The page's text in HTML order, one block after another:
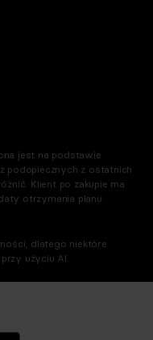
jest na podstawie
podopiecznych z ostatnich
Klient po zakupie ma
otrzymania planu.
dlatego niektóre
użyciu AI.